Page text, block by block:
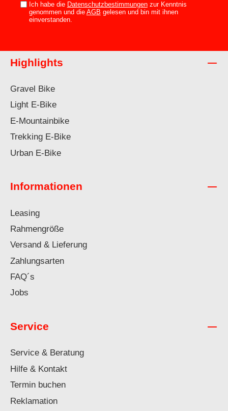
Ich habe die Datenschutzbestimmungenzur Kenntnis
genommen und die AGB gelesen und bin mit ihnen
einverstanden.
Highlights
Gravel Bike
Light E-Bike
E-Mountainbike
Trekking E-Bike
Urban E-Bike
Informationen
Leasing
Rahmengröße
Versand & Lieferung
Zahlungsarten
FAQ´s
Jobs
Service
Service & Beratung
Hilfe & Kontakt
Termin buchen
Reklamation